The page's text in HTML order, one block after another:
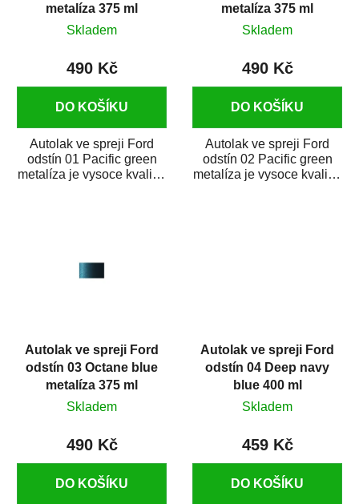
ů
metalíza 375 ml
Skladem
490 Kč
DO KOŠÍKU
Autolak ve spreji Ford
odstín 01 Pacific green
metalíza je vysoce kvalitní
metalíza 375 ml
Skladem
490 Kč
DO KOŠÍKU
Autolak ve spreji Ford
odstín 02 Pacific green
metalíza je vysoce kvalitní
Autolak ve spreji Ford
odstín 03 Octane blue
metalíza 375 ml
Skladem
490 Kč
DO KOŠÍKU
Autolak ve spreji Ford
odstín 04 Deep navy
blue 400 ml
Skladem
459 Kč
DO KOŠÍKU